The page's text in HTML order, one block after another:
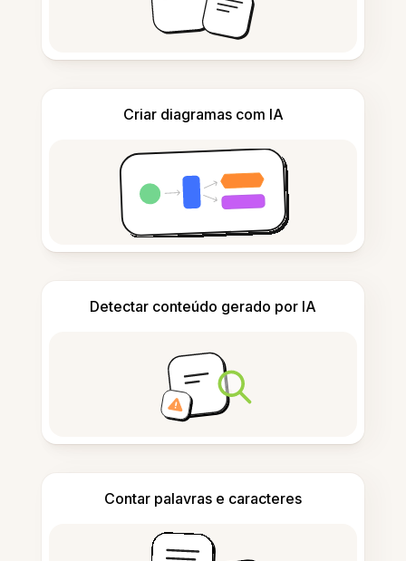
Criar diagramas com IA
Detectar conteúdo gerado por IA
Contar palavras e caracteres